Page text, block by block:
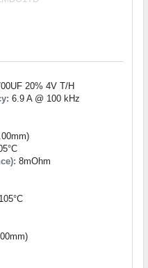
20% 4V T/H
6.9 A @ 100 kHz
8mOhm